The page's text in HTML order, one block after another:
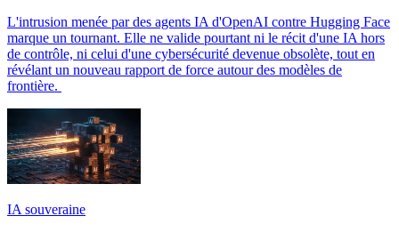
L'intrusion menée par des agents IA d'OpenAI contre Hugging Face
marque un tournant. Elle ne valide pourtant ni le récit d'une IA hors
de contrôle, ni celui d'une cybersécurité devenue obsolète, tout en
révélant un nouveau rapport de force autour des modèles de
frontière.
IA souveraine